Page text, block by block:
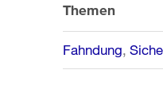
Themen
Fahndung